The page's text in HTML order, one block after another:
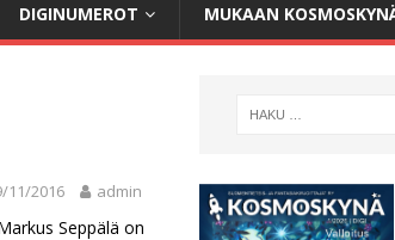
DIGINUMEROT MUKAAN
11/2016 admin
Seppälä on